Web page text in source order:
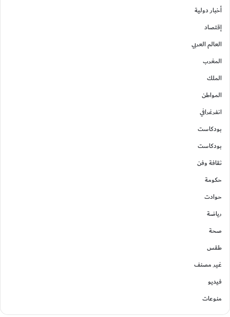
أخبار دولية
إقتصاد
العالم العربي
المغرب
الملك
المواطن
انفرغرافي
بودكاست
بودكاست
ثقافة وفن
حكومة
حوادت
رياضة
صحة
طقس
غير مصنف
فيديو
منوعات